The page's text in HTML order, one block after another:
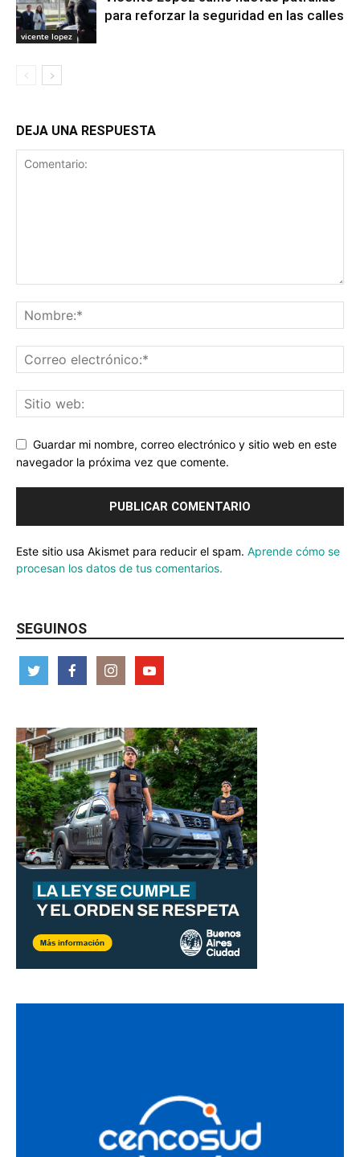
vicente lopez
para reforzar la seguridad en las calles
DEJA UNA RESPUESTA
Guardar mi nombre, correo electrónico y sitio web en este
navegador la próxima vez que comente.
Este sitio usa Akismet para reducir el spam. Aprende cómo se
procesan los datos de tus comentarios.
SEGUINOS